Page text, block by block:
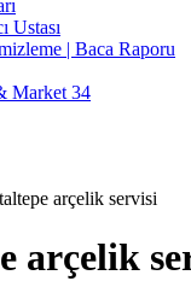
Ustası
| Baca Raporu
Market 34
arçelik servisi
arçelik